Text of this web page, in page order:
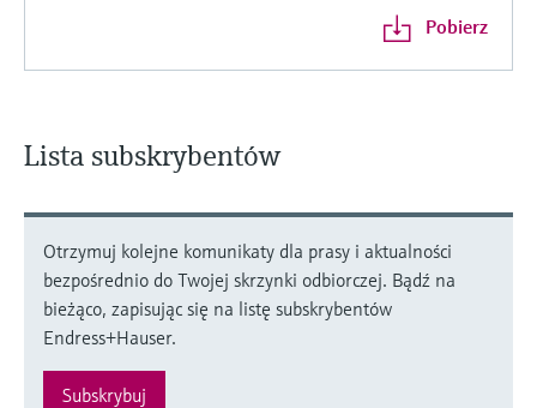
Pobierz
Lista subskrybentów
Otrzymuj kolejne komunikaty dla prasy i aktualności
bezpośrednio do Twojej skrzynki odbiorczej. Bądź na
bieżąco, zapisując się na listę subskrybentów
Endress+Hauser.
Subskrybuj